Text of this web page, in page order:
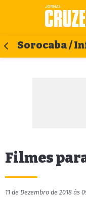
Sorocaba /
Filmes
11 de Dezembro de 2018 às